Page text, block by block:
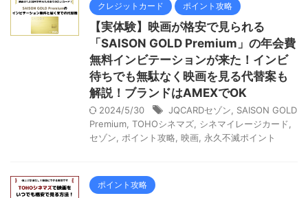
クレジットカード ポイント攻略
【実体験】映画が格安で見られる
「SAISON GOLD Premium」の年会費
無料インビテーションが来た！インビ
待ちでも無駄なく映画を見る代替案も
解説！ブランドはAMEXでOK
2024/5/30 JQCARDセゾン
SAISON GOLD
Premium TOHOシネマズ シネマイレージカード
セゾン
ポイント攻略 映画 永久不滅ポイント
ポイント攻略